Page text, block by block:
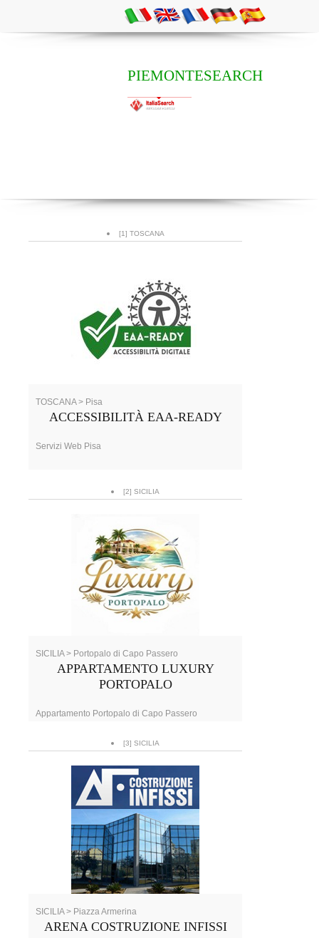
PIEMONTESEARCH
[1] TOSCANA
TOSCANA > Pisa
ACCESSIBILITÀ EAA-READY
Servizi Web Pisa
[2] SICILIA
SICILIA > Portopalo di Capo Passero
APPARTAMENTO LUXURY
PORTOPALO
Appartamento Portopalo di Capo Passero
[3] SICILIA
SICILIA > Piazza Armerina
ARENA COSTRUZIONE INFISSI